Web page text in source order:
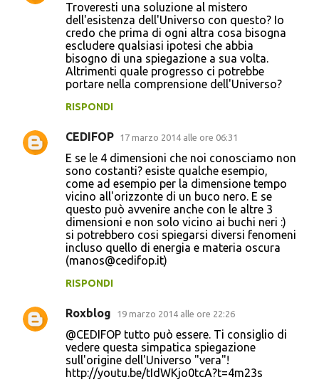
Troveresti una soluzione al mistero
dell'esistenza dell'Universo con questo? Io
credo che prima di ogni altra cosa bisogna
escludere qualsiasi ipotesi che abbia
bisogno di una spiegazione a sua volta.
Altrimenti quale progresso ci potrebbe
portare nella comprensione dell'Universo?
RISPONDI
CEDIFOP 17 marzo 2014 alle ore 06:31
E se le 4 dimensioni che noi conosciamo non
sono costanti? esiste qualche esempio,
come ad esempio per la dimensione tempo
vicino all'orizzonte di un buco nero. E se
questo può avvenire anche con le altre 3
dimensioni e non solo vicino ai buchi neri :)
si potrebbero cosi spiegarsi diversi fenomeni
incluso quello di energia e materia oscura
(manos@cedifop.it)
RISPONDI
Roxblog 19 marzo 2014 alle ore 22:26
@CEDIFOP tutto può essere. Ti consiglio di
vedere questa simpatica spiegazione
sull'origine dell'Universo "vera"!
http://youtu.be/tIdWKjo0tcA?t=4m23s